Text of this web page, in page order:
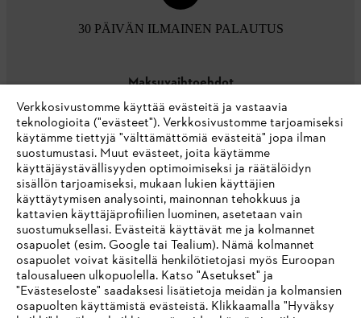
30 PÄIVÄN ILMAINEN PALAUTUS
Maksuvaihtoehdot
Yritys
STIHL FAQ
Verkkosivustomme käyttää evästeitä ja vastaavia
teknologioita ("evästeet"). Verkkosivustomme tarjoamiseksi
käytämme tiettyjä "välttämättömiä evästeitä" jopa ilman
suostumustasi. Muut evästeet, joita käytämme
käyttäjäystävällisyyden optimoimiseksi ja räätälöidyn
sisällön tarjoamiseksi, mukaan lukien käyttäjien
käyttäytymisen analysointi, mainonnan tehokkuus ja
kattavien käyttäjäprofiilien luominen, asetetaan vain
suostumuksellasi. Evästeitä käyttävät me ja kolmannet
osapuolet (esim. Google tai Tealium). Nämä kolmannet
osapuolet voivat käsitellä henkilötietojasi myös Euroopan
talousalueen ulkopuolella. Katso "Asetukset" ja
"Evästeseloste" saadaksesi lisätietoja meidän ja kolmansien
osapuolten käyttämistä evästeistä. Klikkaamalla "Hyväksy